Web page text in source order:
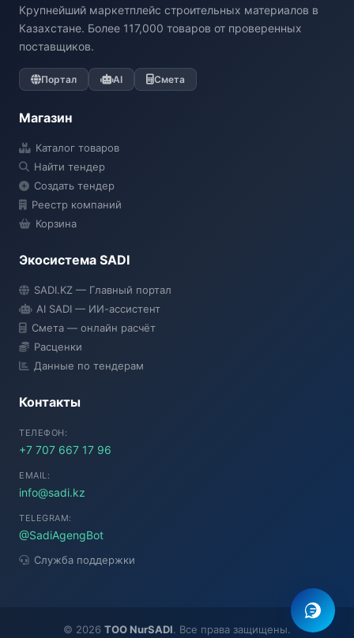
Крупнейший маркетплейс строительных материалов в
Казахстане. Более 117,000 товаров от проверенных
поставщиков.
Портал AI Смета
Магазин
Каталог товаров
Найти тендер
Создать тендер
Реестр компаний
Корзина
Экосистема SADI
SADI.KZ — Главный портал
AI SADI — ИИ-ассистент
Смета — онлайн расчёт
Расценки
Данные по тендерам
Контакты
ТЕЛЕФОН:
+7 707 667 17 96
EMAIL:
info@sadi.kz
TELEGRAM:
@SadiAgengBot
Служба поддержки
© 2026 TOO NurSADI. Все права защищены.
● Подключение...